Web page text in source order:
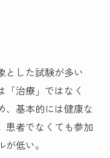
とした試験が多い
「治療」ではなく
、基本的には健康な
患者でなくても参加
低い。